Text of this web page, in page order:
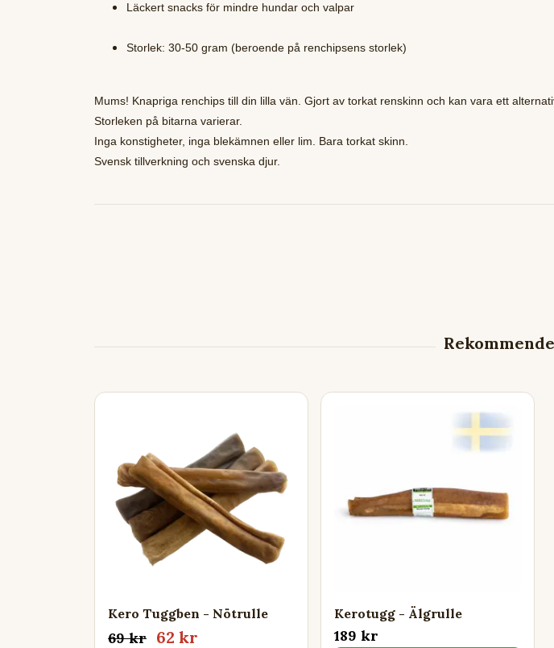
Läckert snacks för mindre hundar och valpar
Storlek: 30-50 gram (beroende på renchipsens storlek)
Mums! Knapriga renchips till din lilla vän. Gjort av torkat renskinn och kan vara ett
Storleken på bitarna varierar.
Inga konstigheter, inga blekämnen eller lim. Bara torkat skinn.
Svensk tillverkning och svenska djur.
Kero Tuggben - Nötrulle
69 kr 62 kr
Kerotugg - Älgrulle
189 kr